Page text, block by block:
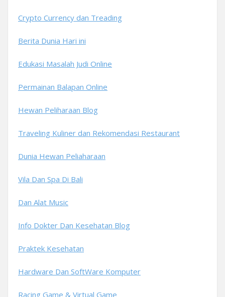
Crypto Currency dan Treading
Berita Dunia Hari ini
Edukasi Masalah Judi Online
Permainan Balapan Online
Hewan Peliharaan Blog
Traveling Kuliner dan Rekomendasi Restaurant
Dunia Hewan Peliaharaan
Vila Dan Spa Di Bali
Dan Alat Music
Info Dokter Dan Kesehatan Blog
Praktek Kesehatan
Hardware Dan SoftWare Komputer
Racing Game & Virtual Game